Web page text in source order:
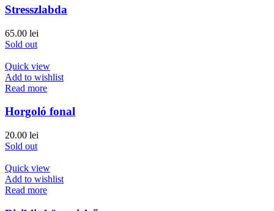
Stresszlabda
65.00 lei
Sold out
Quick view
Add to wishlist
Read more
Horgoló fonal
20.00 lei
Sold out
Quick view
Add to wishlist
Read more